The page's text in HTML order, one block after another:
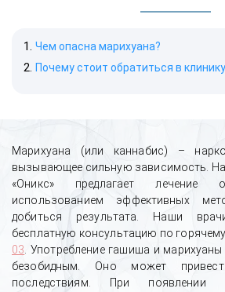
Чем опасна марихуана?
Почему стоит обратиться в
Марихуана (или каннабис) –
вызывающее сильную зависимость.
«Оникс» предлагает
использованием эффективных
добиться результата. Наши
бесплатную консультацию по
03 . Употребление гашиша и
безобидным. Оно может
последствиям. При появлении